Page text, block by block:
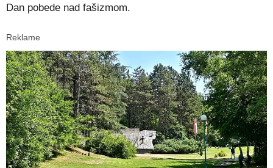
Dan pobede nad fašizmom.
Reklame